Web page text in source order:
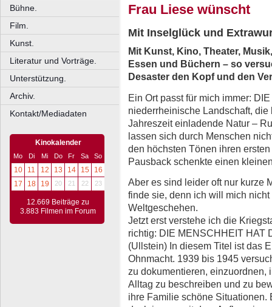
Bühne.
Film.
Kunst.
Literatur und Vorträge.
Unterstützung.
Archiv.
Kontakt/Mediadaten
Kinokalender
Mo Di Mi Do Fr Sa So
10 11 12 13 14 15
16
17
18 19 20 21 22 23
12.669 Beiträge zu
3.883 Filmen im Forum
Frau Liese wünscht
Mit Inselglück und
Mit Kunst, Kino, Theater,
Essen und Büchern – so
Desaster den Kopf und den
Ein Ort passt für mich immer:
niederrheinische Land­schaft,
Jahreszeit einladende Natur –
lassen sich durch Men­schen
den höchsten Tönen ihren
Paus­back schenkte einen
Aber es sind leider oft nur kurze
finde sie, denn ich will mich
Weltgeschehen.
Jetzt erst verstehe ich die
richtig: DIE MENSCHHEIT HAT
(Ullstein) In diesem Titel ist das
Ohnmacht. 1939 bis 1945
zu dokumentieren, einzuordnen,
Alltag zu beschreiben und zu
ihre Familie schöne Situationen.